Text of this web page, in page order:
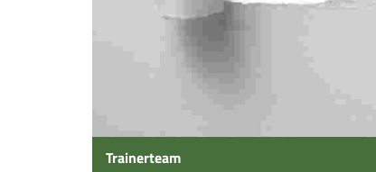
Trainerteam